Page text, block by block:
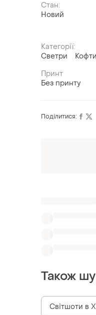
Стан:
Новий
Категорії:
Светри
Кофти
Принт
Без принту
Поділитися:
Схожі